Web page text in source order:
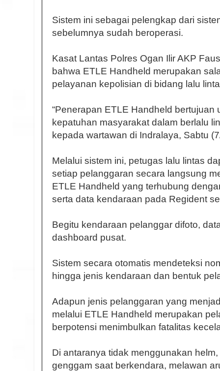
Sistem ini sebagai pelengkap dari
sebelumnya sudah beroperasi.
Kasat Lantas Polres Ogan Ilir AKP
bahwa ETLE Handheld merupakan
pelayanan kepolisian di bidang lalu
“Penerapan ETLE Handheld bertujuan
kepatuhan masyarakat dalam berlalu
kepada wartawan di Indralaya, Sabtu
Melalui sistem ini, petugas lalu lintas
setiap pelanggaran secara langsung
ETLE Handheld yang terhubung
serta data kendaraan pada Regident
Begitu kendaraan pelanggar difoto,
dashboard pusat.
Sistem secara otomatis mendeteksi
hingga jenis kendaraan dan bentuk
Adapun jenis pelanggaran yang
melalui ETLE Handheld merupakan
berpotensi menimbulkan fatalitas
Di antaranya tidak menggunakan
genggam saat berkendara, melawan